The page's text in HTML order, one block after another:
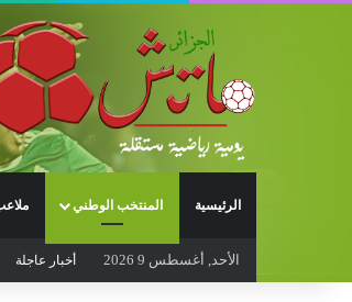
الرئيسية المنتخب الوطني
الأحد, أغسطس 9 2026 أخبار عاجلة